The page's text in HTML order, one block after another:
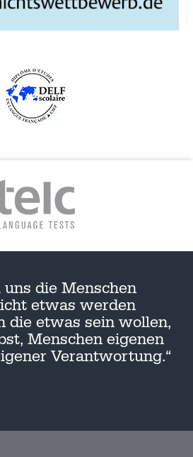
die Menschen
etwas werden
die etwas sein wollen,
Menschen eigenen
Verantwortung.“